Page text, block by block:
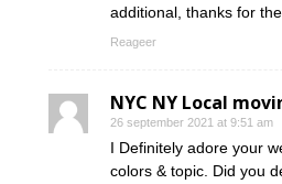
additional, thanks for
Reageer
NYC NY Local
26 september 2021 at 9:51 am
I Definitely adore your
colors & topic. Did you